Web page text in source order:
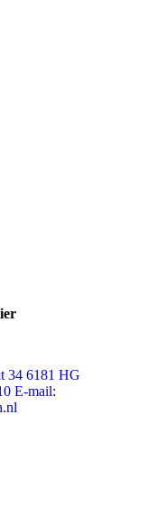
34 6181 HG
E-mail: